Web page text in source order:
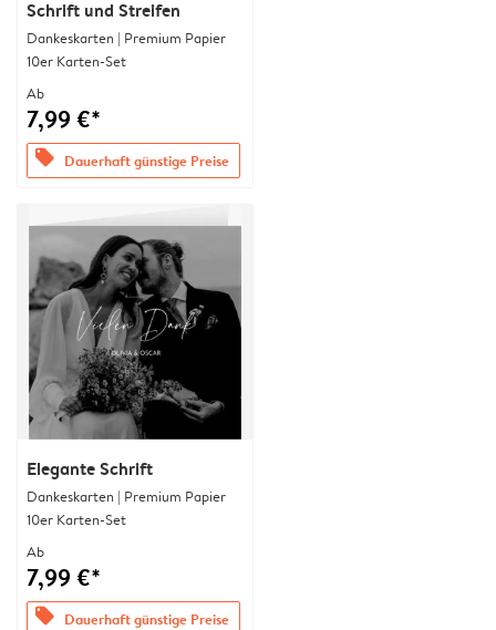
Schrift und Streifen
Dankeskarten | Premium Papier
10er Karten-Set
Ab
7,99 €*
offers Dauerhaft günstige Preise
Elegante Schrift
Dankeskarten | Premium Papier
10er Karten-Set
Ab
7,99 €*
offers Dauerhaft günstige Preise